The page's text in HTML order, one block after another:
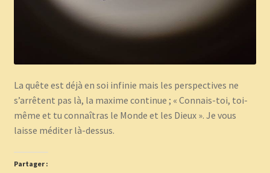
La quête est déjà en soi infinie mais les perspectives ne
s’arrêtent pas là, la maxime continue ; « Connais-toi, toi-
même et tu connaîtras le Monde et les Dieux ». Je vous
laisse méditer là-dessus.
Partager :